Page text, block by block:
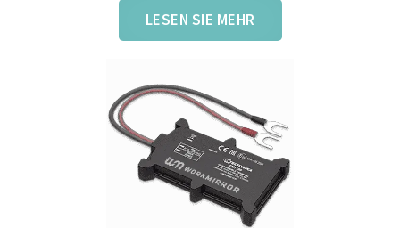
LESEN SIE MEHR